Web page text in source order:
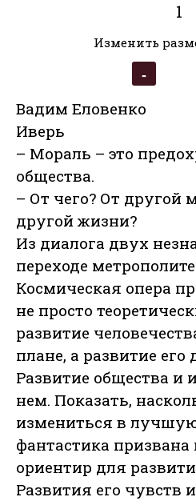
1
Изменить
Вадим Еловенко
Иверь
– Мораль – это
общества.
– От чего? От другой
другой жизни?
Из диалога двух
переходе
Космическая опера
не просто
развитие
плане, а развитие
Развитие общества и
нем. Показать,
измениться в
фантастика призвана
ориентир для
Развития его чувств